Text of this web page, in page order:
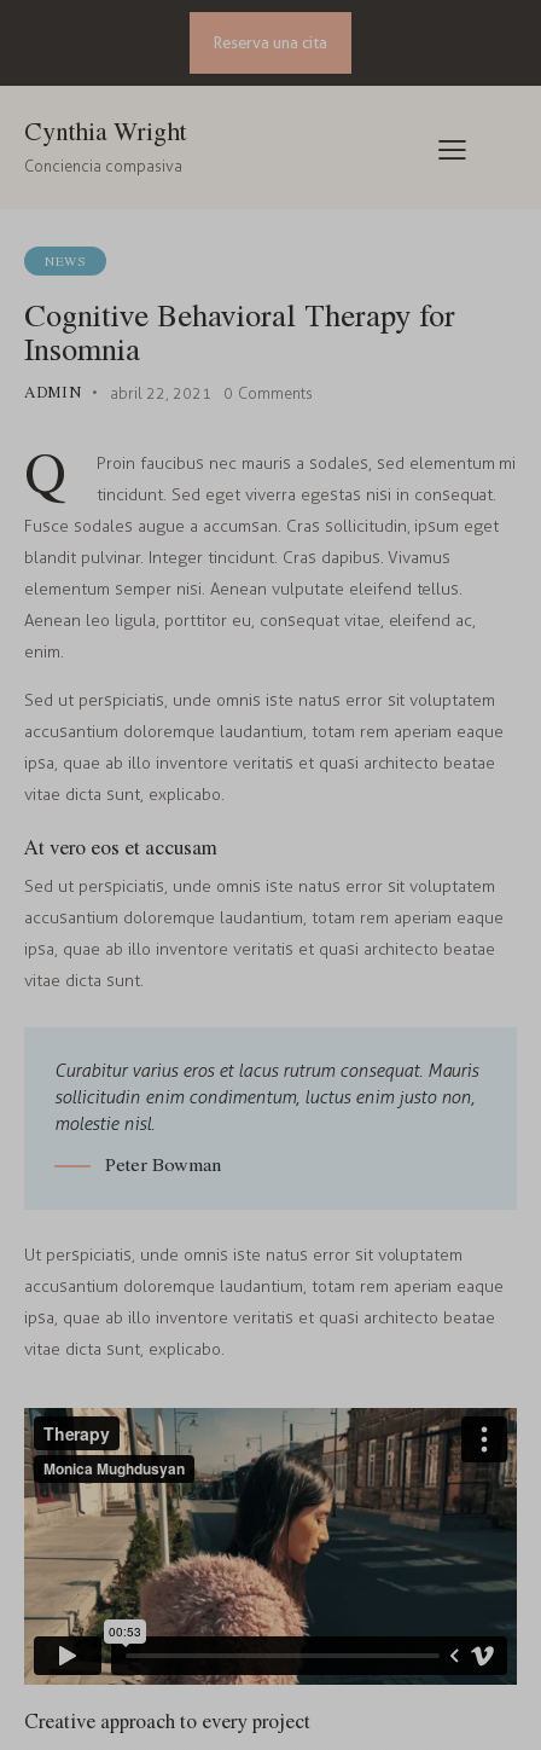
Reserva una cita
Cynthia Wright
Conciencia compasiva
NEWS
Cognitive Behavioral Therapy for
Insomnia
ADMIN abril 22, 2021 0 Comments
Q
Proin faucibus nec mauris a sodales, sed elementum mi
tincidunt. Sed eget viverra egestas nisi in consequat.
Fusce sodales augue a accumsan. Cras sollicitudin, ipsum eget
blandit pulvinar. Integer tincidunt. Cras dapibus. Vivamus
elementum semper nisi. Aenean vulputate eleifend tellus.
Aenean leo ligula, porttitor eu, consequat vitae, eleifend ac,
enim.
Sed ut perspiciatis, unde omnis iste natus error sit voluptatem
accusantium doloremque laudantium, totam rem aperiam eaque
ipsa, quae ab illo inventore veritatis et quasi architecto beatae
vitae dicta sunt, explicabo.
At vero eos et accusam
Sed ut perspiciatis, unde omnis iste natus error sit voluptatem
accusantium doloremque laudantium, totam rem aperiam eaque
ipsa, quae ab illo inventore veritatis et quasi architecto beatae
vitae dicta sunt.
Curabitur varius eros et lacus rutrum consequat. Mauris
sollicitudin enim condimentum, luctus enim justo non,
molestie nisl.
Peter Bowman
Ut perspiciatis, unde omnis iste natus error sit voluptatem
accusantium doloremque laudantium, totam rem aperiam eaque
ipsa, quae ab illo inventore veritatis et quasi architecto beatae
vitae dicta sunt, explicabo.
Creative approach to every project